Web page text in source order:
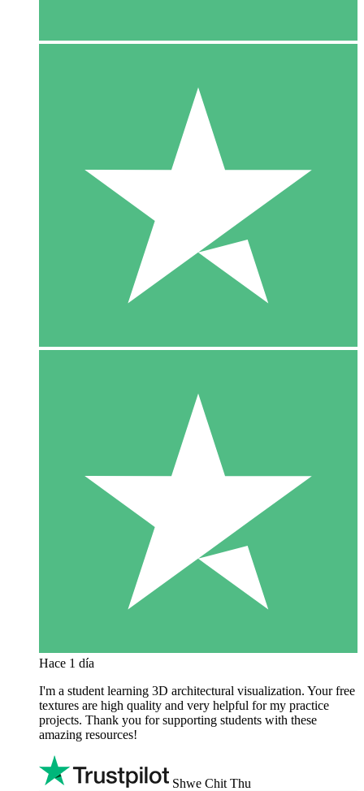
Hace 1 día
I'm a student learning 3D architectural visualization. Your free
textures are high quality and very helpful for my practice
projects. Thank you for supporting students with these
amazing resources!
Shwe Chit Thu